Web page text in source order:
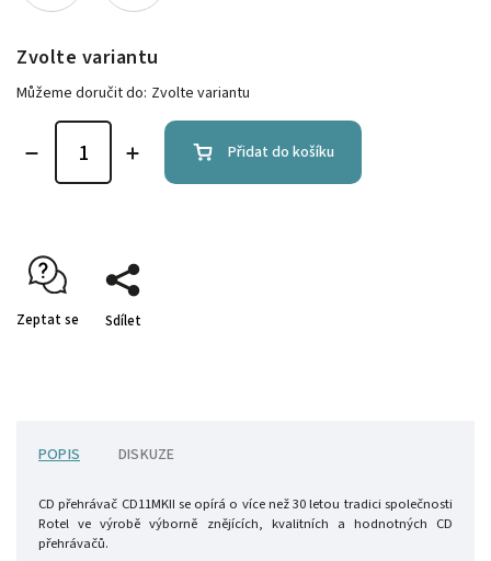
Zvolte variantu
Můžeme doručit do: Zvolte variantu
Přidat do košíku
Zeptat se Sdílet
POPIS DISKUZE
CD přehrávač CD11MKII se opírá o více než 30 letou tradici společnosti
Rotel ve výrobě výborně znějících, kvalitních a hodnotných CD
přehrávačů.